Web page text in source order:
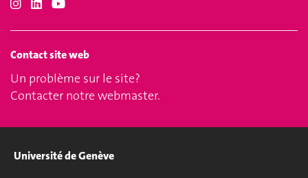
Contact site web
Un problème sur le site?
Contacter notre webmaster.
Université de Genève